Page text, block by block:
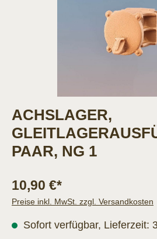
ACHSLAGER,
PAAR, NG 1
10,90 €*
Preise inkl. MwSt. zzgl. Versandkosten
Sofort verfügbar, Lieferzeit: